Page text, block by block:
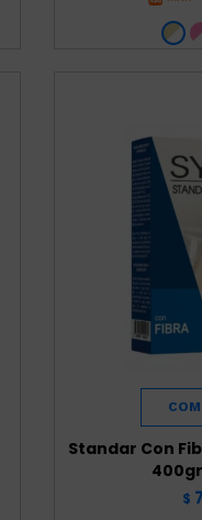
Standar Con
400gr
$